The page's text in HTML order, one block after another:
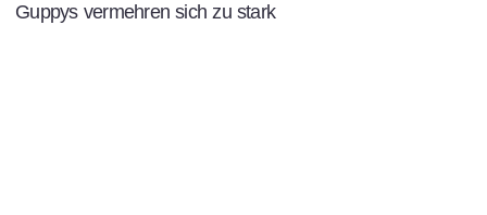
Guppys vermehren sich zu stark